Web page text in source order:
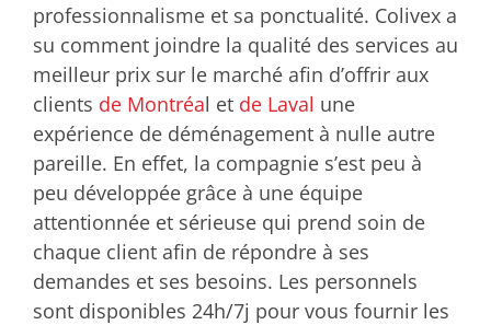
professionnalisme et sa ponctualité. Colivex a
su comment joindre la qualité des services au
meilleur prix sur le marché afin d’offrir aux
clients de Montréal et de Laval une
expérience de déménagement à nulle autre
pareille. En effet, la compagnie s’est peu à
peu développée grâce à une équipe
attentionnée et sérieuse qui prend soin de
chaque client afin de répondre à ses
demandes et ses besoins. Les personnels
sont disponibles 24h/7j pour vous fournir les